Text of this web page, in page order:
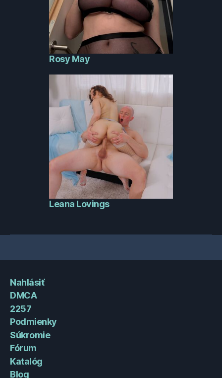
Rosy May
Leana Lovings
Nahlásiť
DMCA
2257
Podmienky
Súkromie
Fórum
Katalóg
Blog